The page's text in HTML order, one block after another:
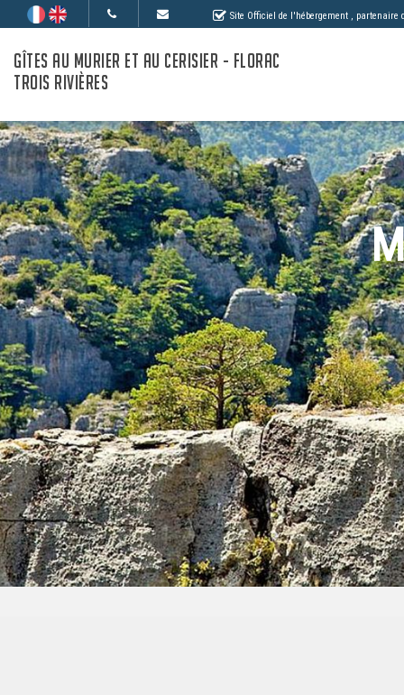
Site Officiel de l'hébergement , partenaire
GÎTES AU MURIER ET AU CERISIER - FLORAC
TROIS RIVIÈRES